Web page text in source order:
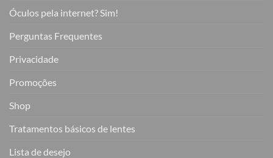
Óculos pela internet? Sim!
Perguntas Frequentes
Privacidade
Promoções
Shop
Tratamentos básicos de lentes
Lista de desejo